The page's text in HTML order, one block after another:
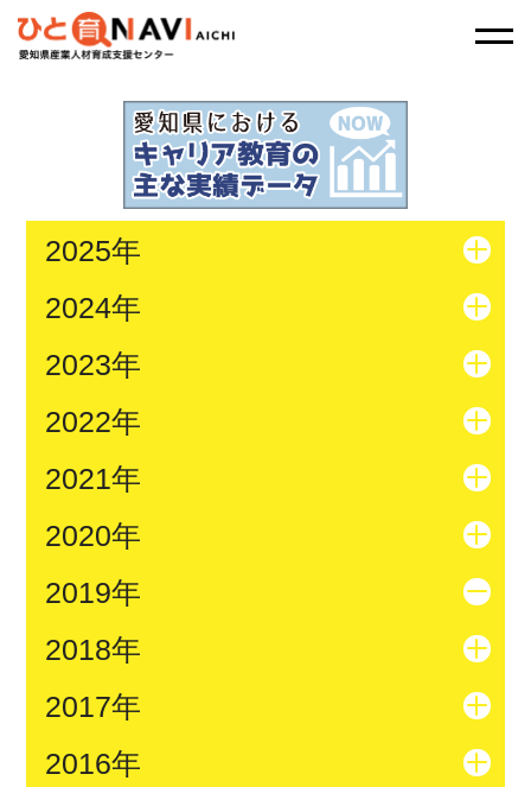
2025年
2024年
2023年
2022年
2021年
2020年
2019年
2018年
2017年
2016年